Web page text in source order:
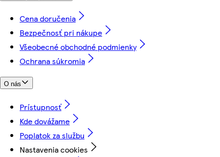
Cena doručenia
Bezpečnosť pri nákupe
Všeobecné obchodné podmienky
Ochrana súkromia
O nás
Prístupnosť
Kde dovážame
Poplatok za službu
Nastavenia cookies